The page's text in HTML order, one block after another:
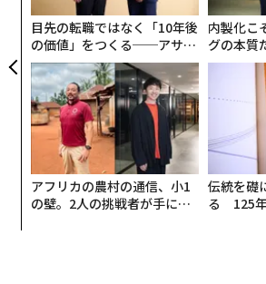
翻訳＝酒匂寛
2026年9月
最新号の購入
メンバーシ
目先の転職ではなく「10年後
の価値」をつくる──アサイ
ンの長期伴走型支援とは
内製化こ
グの本
実践する
アフリカの農村の通信、小1
の壁。2人の挑戦者が手にし
伝統を礎
る 125年